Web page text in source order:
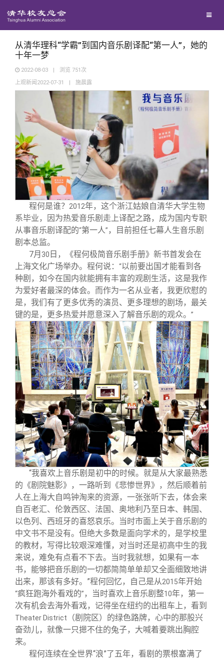
地区联络
年级联络
院系校友工作
专业委员会
兴趣群体
西南联大校友会
回馈母校
捐赠项目
捐赠新闻
捐赠纪事
捐赠方法
义工计划
媒体平台
《清华校友通讯》
《水木清华》
我要订阅
新媒体平台
百年清华
清华人物
清华故事
青春风采
校友文苑
校友讲坛
校友视界
校友服务
终身学习
信息化服务
三创大赛
实用信息
校友总会
总会简介
会长致辞
总会章程
理事会名单
制度法规
联系我们
关闭
从清华理科“学霸”到国内音乐剧译配“第一人”，她的
十年一梦
2022-08-03 | 浏览 751 次
上观新闻2022-07-31
| 施晨露
程何是谁？ 2012年，这个浙江姑娘自清华大学生物
系毕业，因为热爱音乐剧走上译配之路，成为国内专职
从事音乐剧译配的“第一人” ，目前担任七幕人生音乐剧
剧本总监。
7月 30 日，《程何极简音乐剧手册》新书首发会在
上海文化广场举办。程何说： “以前要出国才能看到各
种剧，如今在国内就能拥有丰富的观剧生活，这是我作
为爱好者最深的体会。而作为一名从业者，我更欣慰的
是，我们有了更多优秀的演员、更多理想的剧场，最关
键的是，更多热爱并愿意深入了解音乐剧的观众。 ”
“我喜欢上音乐剧是初中的时候。就是从大家最熟悉
的《剧院魅影》，一路听到《悲惨世界》，然后顺着前
人在上海大自鸣钟淘来的资源，一张张听下去，体会来
自百老汇、伦敦西区、法国、奥地利乃至日本、韩国、
以色列、西班牙的喜怒哀乐。当时市面上关于音乐剧的
中文书不是没有。但绝大多数是面向学术的，是学校里
的教材，写得比较艰深难懂，对当时还是初高中生的我
来说，难免有点看不下去。当时我就想，如果有一本
书，能够把音乐剧的一切都简简单单却又全面细致地讲
出来，那该有多好。”程何回忆，自己是从2015年开始
“疯狂跑海外看戏的” ，当时喜欢上音乐剧整10年，第一
次有机会去海外看戏，记得坐在纽约的出租车上，看到
Theater District
（剧院区）的绿色路牌，心中的那股兴
奋劲儿，就像一只摁不住的兔子，大喊着要跳出胸腔
来。
程何连续在全世界“浪”了五年，看剧的票根塞满了